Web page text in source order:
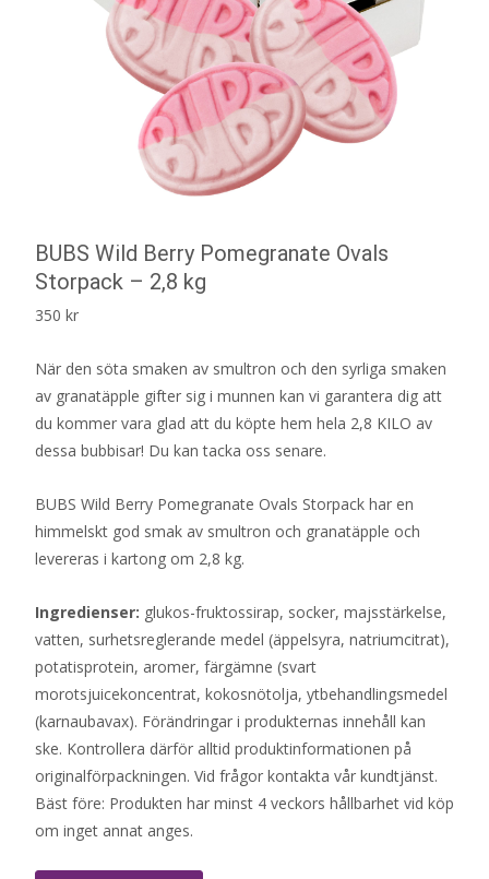
BUBS Wild Berry Pomegranate Ovals
Storpack – 2,8 kg
350 kr
När den söta smaken av smultron och den syrliga smaken
av granatäpple gifter sig i munnen kan vi garantera dig att
du kommer vara glad att du köpte hem hela 2,8 KILO av
dessa bubbisar! Du kan tacka oss senare.
BUBS Wild Berry Pomegranate Ovals Storpack har en
himmelskt god smak av smultron och granatäpple och
levereras i kartong om 2,8 kg.
Ingredienser: glukos-fruktossirap, socker, majsstärkelse,
vatten, surhetsreglerande medel (äppelsyra, natriumcitrat),
potatisprotein, aromer, färgämne (svart
morotsjuicekoncentrat, kokosnötolja, ytbehandlingsmedel
(karnaubavax). Förändringar i produkternas innehåll kan
ske. Kontrollera därför alltid produktinformationen på
originalförpackningen. Vid frågor kontakta vår kundtjänst.
Bäst före: Produkten har minst 4 veckors hållbarhet vid köp
om inget annat anges.